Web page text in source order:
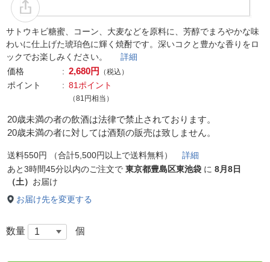
サトウキビ糖蜜、コーン、大麦などを原料に、芳醇でまろやかな味
わいに仕上げた琥珀色に輝く焼酎です。深いコクと豊かな香りをロ
ックでお楽しみください。 詳細
価格
2,680円 （税込）
ポイント 81ポイント
（81円相当）
20歳未満の者の飲酒は法律で禁止されております。
20歳未満の者に対しては酒類の販売は致しません。
送料550円 （合計5,500円以上で送料無料）
詳細
あと3時間45分以内のご注文で 東京都豊島区東池袋 に 8月8日
（土） お届け
お届け先を変更する
数量 個